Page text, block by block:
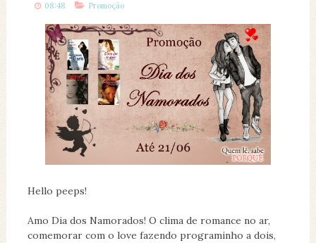
08:48 Promoção
Hello peeps!
Amo Dia dos Namorados! O clima de romance no ar,
comemorar com o love fazendo programinho a dois,